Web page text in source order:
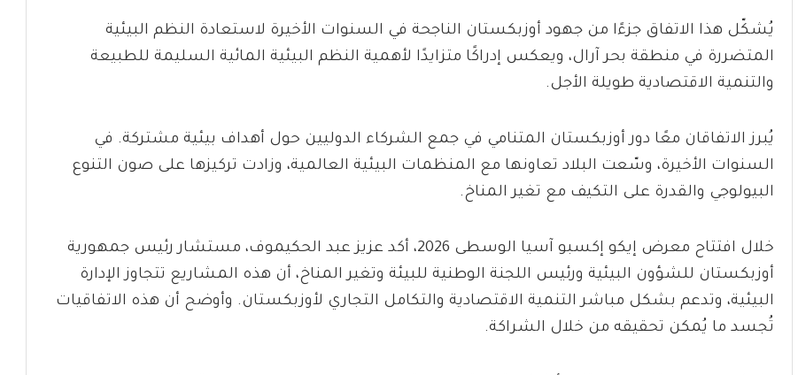
يُشكّل هذا الاتفاق جزءًا من جهود أوزبكستان الناجحة في السنوات الأخيرة لاستعادة النظم البيئية
المتضررة في منطقة بحر آرال، ويعكس إدراكًا متزايدًا لأهمية النظم البيئية المائية السليمة للطبيعة
والتنمية الاقتصادية طويلة الأجل.
يُبرز الاتفاقان معًا دور أوزبكستان المتنامي في جمع الشركاء الدوليين حول أهداف بيئية مشتركة. في
السنوات الأخيرة، وسّعت البلاد تعاونها مع المنظمات البيئية العالمية، وزادت تركيزها على صون التنوع
البيولوجي والقدرة على التكيف مع تغير المناخ.
خلال افتتاح معرض إيكو إكسبو آسيا الوسطى 2026، أكد عزيز عبد الحكيموف، مستشار رئيس جمهورية
أوزبكستان للشؤون البيئية ورئيس اللجنة الوطنية للبيئة وتغير المناخ، أن هذه المشاريع تتجاوز الإدارة
البيئية، وتدعم بشكل مباشر التنمية الاقتصادية والتكامل التجاري لأوزبكستان. وأوضح أن هذه الاتفاقيات
تُجسد ما يُمكن تحقيقه من خلال الشراكة.